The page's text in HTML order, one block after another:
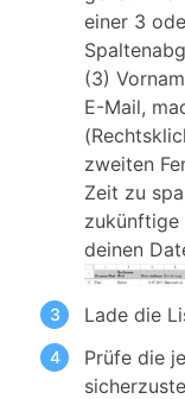
einer 3
(3)
E-Mail,
zweiten
Zeit zu
deinen
Lade die
Prüfe die